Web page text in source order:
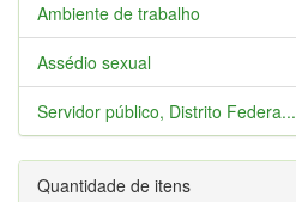
Ambiente de trabalho
Assédio sexual
Servidor público, Distrito Federa...
Quantidade de itens